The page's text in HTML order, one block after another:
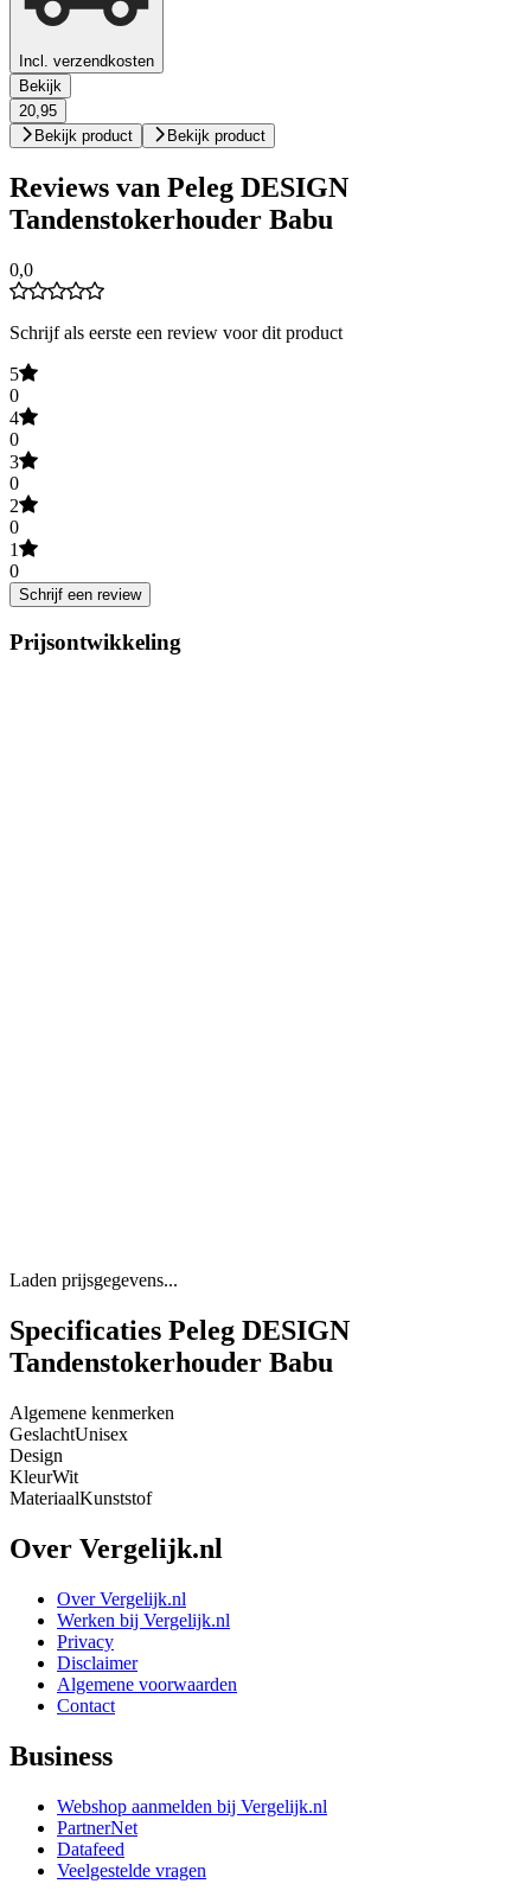
Incl. verzendkosten
Bekijk
20,95
Bekijk product
Bekijk product
Reviews van Peleg DESIGN
Tandenstokerhouder Babu
0,0
Schrijf als eerste een review voor dit product
5
0
4
0
3
0
2
0
1
0
Schrijf een review
Prijsontwikkeling
Laden prijsgegevens...
Specificaties Peleg DESIGN
Tandenstokerhouder Babu
Algemene kenmerken
GeslachtUnisex
Design
KleurWit
MateriaalKunststof
Over Vergelijk.nl
Over Vergelijk.nl
Werken bij Vergelijk.nl
Privacy
Disclaimer
Algemene voorwaarden
Contact
Business
Webshop aanmelden bij Vergelijk.nl
PartnerNet
Datafeed
Veelgestelde vragen